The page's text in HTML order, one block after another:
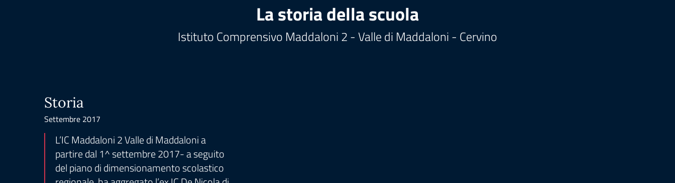
La storia della scuola
Istituto Comprensivo Maddaloni 2 - Valle di Maddaloni - Cervino
Storia
Settembre 2017
L’IC Maddaloni 2 Valle di Maddaloni a
partire dal 1^ settembre 2017- a seguito
del piano di dimensionamento scolastico